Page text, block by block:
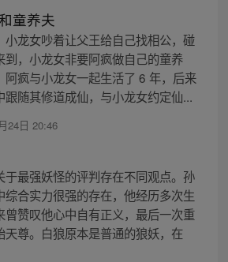
童养夫
小龙女吵着让父王给自己找相公，碰
到，小龙女非要阿疯做自己的童养
阿疯与小龙女一起生活了 6 年，后来
跟随其修道成仙，与小龙女约定仙...
24日 20:46
于最强妖怪的评判存在不同观点。孙
合实力很强的存在，他经历多次生
曾赞叹他心中自有正义，最后一次重
天尊。白狼原本是普通的狼妖，在